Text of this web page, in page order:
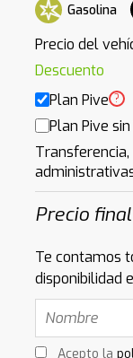
Gasolina
Precio del
Descuento
Plan Pive ?
Plan Pive
Precio final
Te contamos
disponibilidad
Acepto la